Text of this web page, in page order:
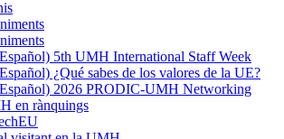
5th UMH International Staff Week
¿Qué sabes de los valores de la UE?
2026 PRODIC-UMH Networking
en rànquings